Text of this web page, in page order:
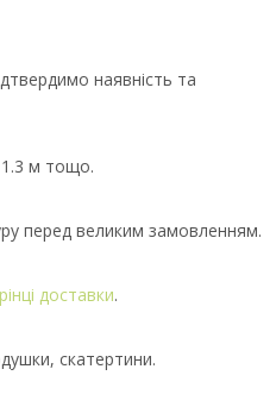
наявність та
м тощо.
перед великим замовленням.
доставки.
скатертини.